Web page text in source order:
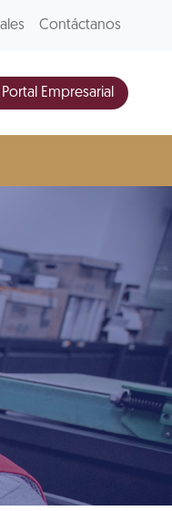
Contáctanos
Empresarial